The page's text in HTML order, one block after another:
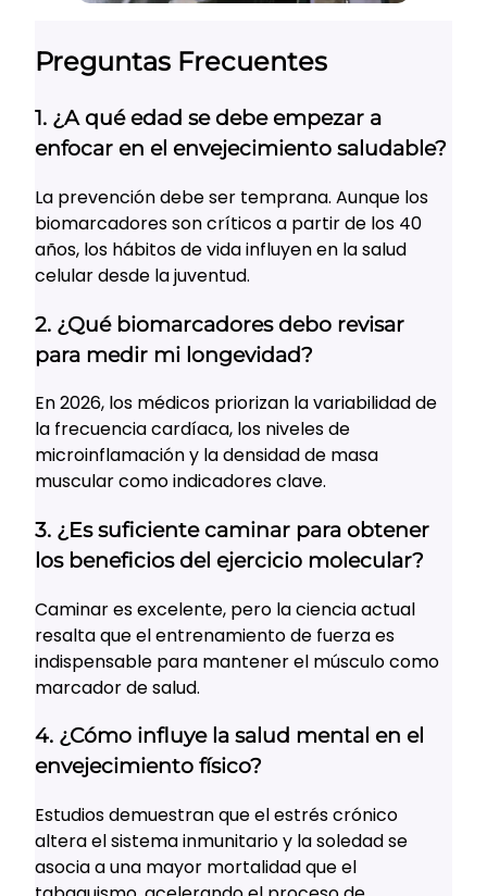
Preguntas Frecuentes
1. ¿A qué edad se debe empezar a
enfocar en el envejecimiento saludable?
La prevención debe ser temprana. Aunque los
biomarcadores son críticos a partir de los 40
años, los hábitos de vida influyen en la salud
celular desde la juventud.
2. ¿Qué biomarcadores debo revisar
para medir mi longevidad?
En 2026, los médicos priorizan la variabilidad de
la frecuencia cardíaca, los niveles de
microinflamación y la densidad de masa
muscular como indicadores clave.
3. ¿Es suficiente caminar para obtener
los beneficios del ejercicio molecular?
Caminar es excelente, pero la ciencia actual
resalta que el entrenamiento de fuerza es
indispensable para mantener el músculo como
marcador de salud.
4. ¿Cómo influye la salud mental en el
envejecimiento físico?
Estudios demuestran que el estrés crónico
altera el sistema inmunitario y la soledad se
asocia a una mayor mortalidad que el